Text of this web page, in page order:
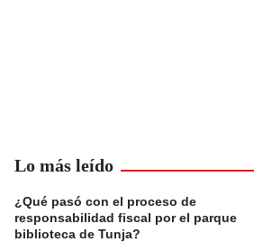
Lo más leído
¿Qué pasó con el proceso de
responsabilidad fiscal por el parque
biblioteca de Tunja?